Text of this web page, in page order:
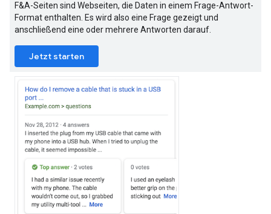
F&A-Seiten sind Webseiten, die Daten in einem Frage-Antwort-
Format enthalten. Es wird also eine Frage gezeigt und
anschließend eine oder mehrere Antworten darauf.
Jetzt starten